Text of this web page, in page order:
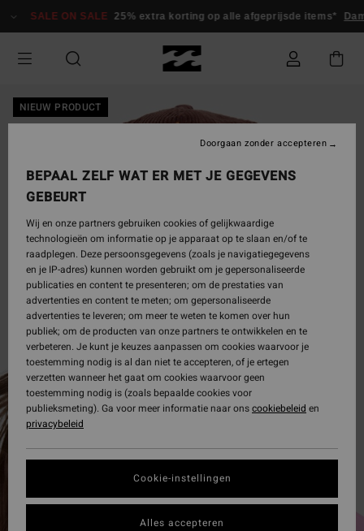
naar
SALE ON SALE 25% extra korting op alle afgeprijsde items*
NIEUW PRODUCT
BEPAAL ZELF WAT ER MET JE GEGEVENS
GEBEURT
Wij en onze partners gebruiken cookies of gelijkwaardige
technologieën om informatie op je apparaat op te slaan en/of te
raadplegen. Deze persoonsgegevens (zoals je navigatiegegevens
en je IP-adres) kunnen worden gebruikt om je gepersonaliseerde
publicaties en content te presenteren; om de prestaties van
advertenties en content te meten; om gepersonaliseerde
advertenties te leveren; om meer te weten te komen over hun
publiek; om de producten van onze partners te ontwikkelen en te
verbeteren. Je kunt je keuzes aanpassen om cookies waarvoor je
toestemming nodig is al dan niet te accepteren, of je ertegen
verzetten wanneer het gaat om cookies waarvoor geen
toestemming nodig is (zoals bepaalde cookies voor
publieksmeting). Ga voor meer informatie naar onscookiebeleid en
privacybeleid
Cookie-instellingen
Doorgaan zonder accepteren
Alles accepteren